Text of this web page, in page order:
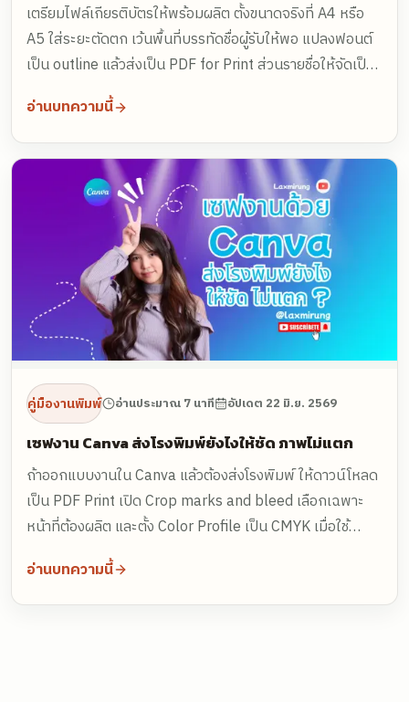
เตรียมไฟล์เกียรติบัตรให้พร้อมผลิต ตั้งขนาดจริงที่ A4 หรือ
A5 ใส่ระยะตัดตก เว้นพื้นที่บรรทัดชื่อผู้รับให้พอ แปลงฟอนต์
เป็น outline แล้วส่งเป็น PDF for Print ส่วนรายชื่อให้จัดเป็น
ไฟล์ Excel คอลัมน์เดียวต่อหนึ่งข้อมูล (ชื่อ-นามสกุล หลักสูตร
วันที่) สะกดให้ตรงกับที่จะพิมพ์จริง เพราะระบบรันชื่อดึง
ข้อความจากเซลล์ไปวางตรง ๆ
อ่านบทความนี้
คู่มืองานพิมพ์ อ่านประมาณ 7 นาที อัปเดต 22 มิ.ย. 2569
เซฟงาน Canva ส่งโรงพิมพ์ยังไงให้ชัด ภาพไม่แตก
ถ้าออกแบบงานใน Canva แล้วต้องส่งโรงพิมพ์ ให้ดาวน์โหลด
เป็น PDF Print เปิด Crop marks and bleed เลือกเฉพาะ
หน้าที่ต้องผลิต และตั้ง Color Profile เป็น CMYK เมื่อใช้
Canva Pro จากนั้นตรวจรูปต้นฉบับให้ละเอียดพอที่ขนาด
พิมพ์จริงก่อนส่งโรงพิมพ์
อ่านบทความนี้